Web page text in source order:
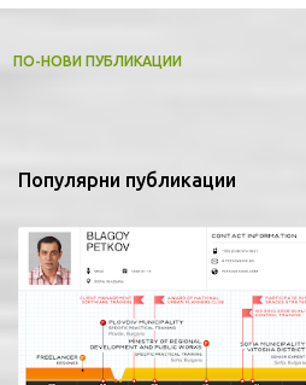
т
ПО-НОВИ ПУБЛИКАЦИИ
Популярни публикации